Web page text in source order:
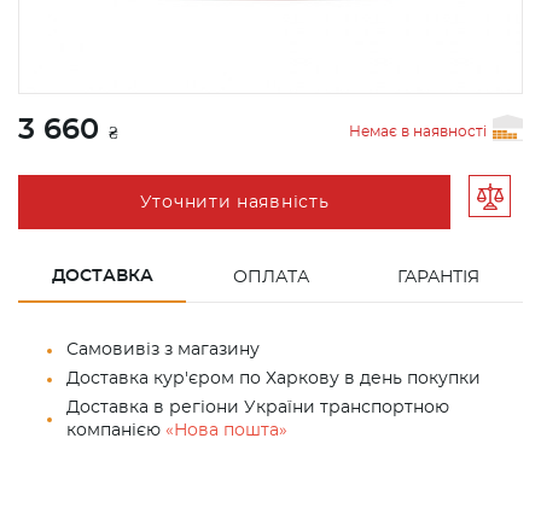
3 660 ₴ Немає в наявності
Уточнити наявність
ДОСТАВКА ОПЛАТА ГАРАНТІЯ
Самовивіз з магазину
Доставка кур'єром по Харкову в день покупки
Доставка в регіони України транспортною
компанією «Нова пошта»